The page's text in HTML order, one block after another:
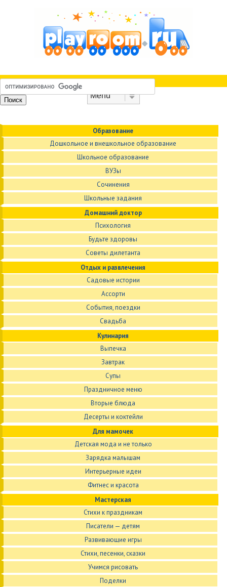
Образование
Дошкольное и внешкольное образование
Школьное образование
ВУЗы
Сочинения
Школьные задания
Домашний доктор
Психология
Будьте здоровы
Советы дилетанта
Отдых и развлечения
Садовые истории
Ассорти
События, поездки
Свадьба
Кулинария
Выпечка
Завтрак
Супы
Праздничное меню
Вторые блюда
Десерты и коктейли
Для мамочек
Детская мода и не только
Зарядка малышам
Интерьерные идеи
Фитнес и красота
Мастерская
Стихи к праздникам
Писатели — детям
Развивающие игры
Стихи, песенки, сказки
Учимся рисовать
Поделки